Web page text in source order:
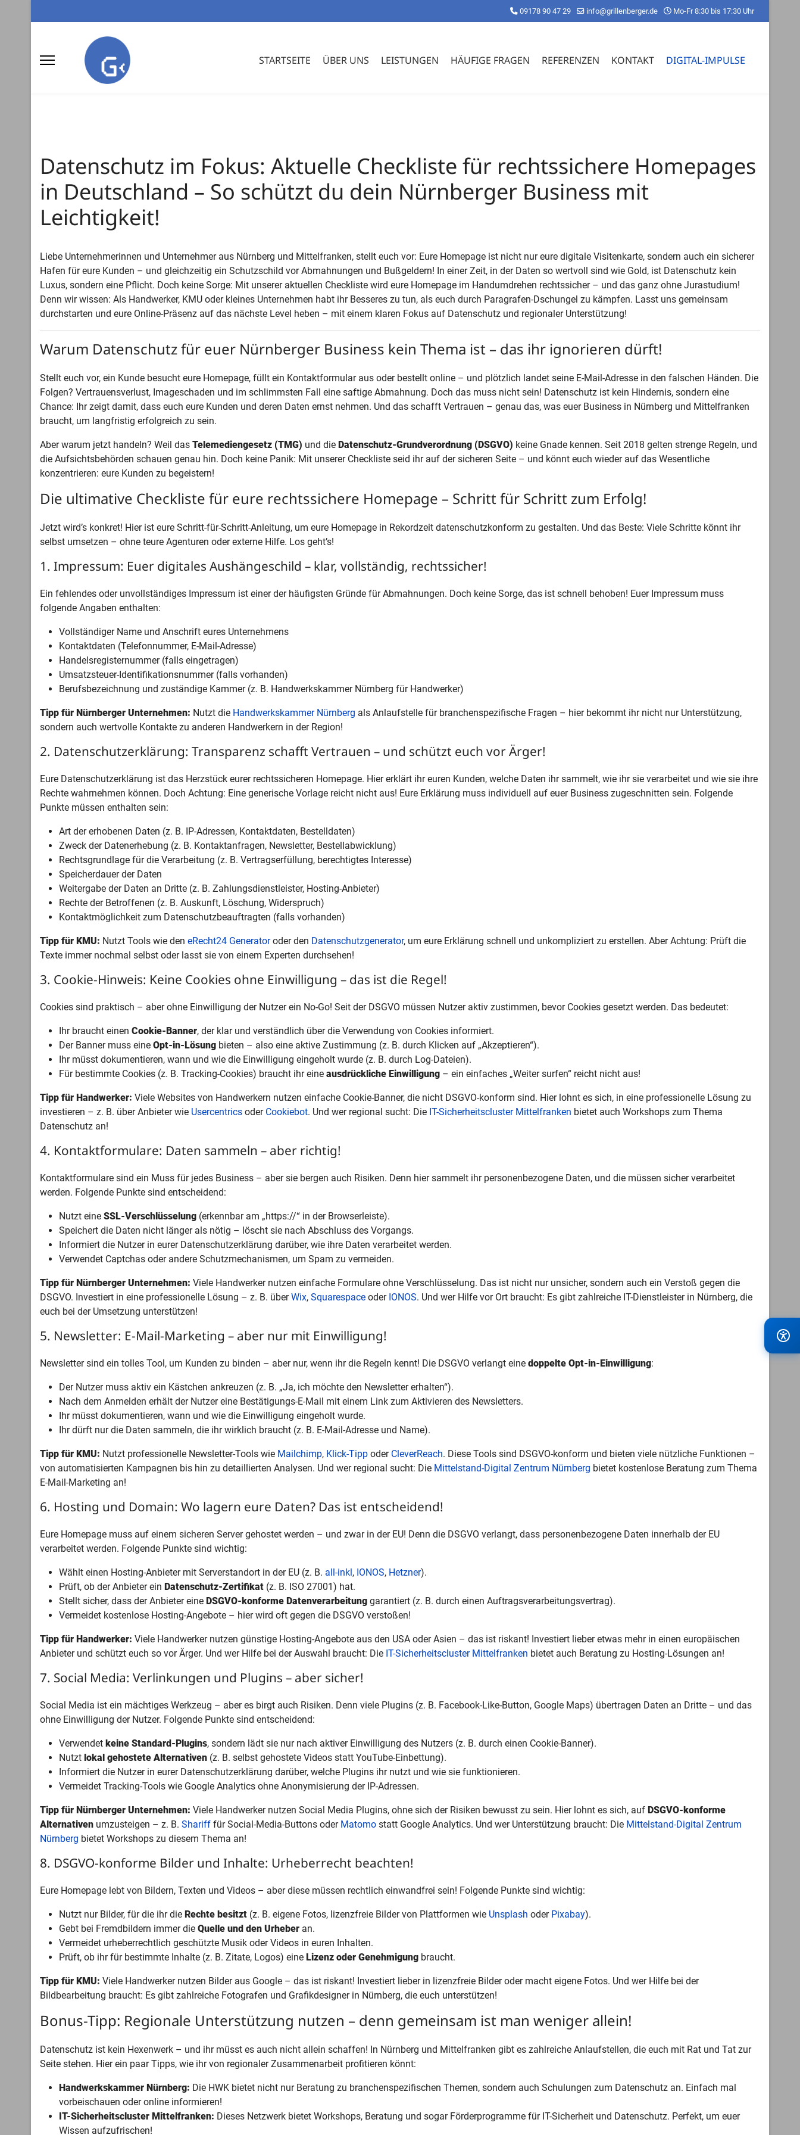
09178 90 47 29 info@grillenberger.de Mo-Fr 8:30 bis 17:30 Uhr
STARTSEITE ÜBER UNS LEISTUNGEN HÄUFIGE FRAGEN REFERENZEN KONTAKT DIGITAL-IMPULSE
Datenschutz im Fokus: Aktuelle Checkliste für rechtssichere Homepages
in Deutschland – So schützt du dein Nürnberger Business mit
Leichtigkeit!
Liebe Unternehmerinnen und Unternehmer aus Nürnberg und Mittelfranken, stellt euch vor: Eure Homepage ist nicht nur eure digitale Visitenkarte, sondern auch ein sicherer
Hafen für eure Kunden – und gleichzeitig ein Schutzschild vor Abmahnungen und Bußgeldern! In einer Zeit, in der Daten so wertvoll sind wie Gold, ist Datenschutz kein
Luxus, sondern eine Pflicht. Doch keine Sorge: Mit unserer aktuellen Checkliste wird eure Homepage im Handumdrehen rechtssicher – und das ganz ohne Jurastudium!
Denn wir wissen: Als Handwerker, KMU oder kleines Unternehmen habt ihr Besseres zu tun, als euch durch Paragrafen-Dschungel zu kämpfen. Lasst uns gemeinsam
durchstarten und eure Online-Präsenz auf das nächste Level heben – mit einem klaren Fokus auf Datenschutz und regionaler Unterstützung!
Warum Datenschutz für euer Nürnberger Business kein Thema ist – das ihr ignorieren dürft!
Stellt euch vor, ein Kunde besucht eure Homepage, füllt ein Kontaktformular aus oder bestellt online – und plötzlich landet seine E-Mail-Adresse in den falschen Händen. Die
Folgen? Vertrauensverlust, Imageschaden und im schlimmsten Fall eine saftige Abmahnung. Doch das muss nicht sein! Datenschutz ist kein Hindernis, sondern eine
Chance: Ihr zeigt damit, dass euch eure Kunden und deren Daten ernst nehmen. Und das schafft Vertrauen – genau das, was euer Business in Nürnberg und Mittelfranken
braucht, um langfristig erfolgreich zu sein.
Aber warum jetzt handeln? Weil das Telemediengesetz (TMG) und die Datenschutz-Grundverordnung (DSGVO) keine Gnade kennen. Seit 2018 gelten strenge Regeln, und
die Aufsichtsbehörden schauen genau hin. Doch keine Panik: Mit unserer Checkliste seid ihr auf der sicheren Seite – und könnt euch wieder auf das Wesentliche
konzentrieren: eure Kunden zu begeistern!
Die ultimative Checkliste für eure rechtssichere Homepage – Schritt für Schritt zum Erfolg!
Jetzt wird’s konkret! Hier ist eure Schritt-für-Schritt-Anleitung, um eure Homepage in Rekordzeit datenschutzkonform zu gestalten. Und das Beste: Viele Schritte könnt ihr
selbst umsetzen – ohne teure Agenturen oder externe Hilfe. Los geht’s!
1. Impressum: Euer digitales Aushängeschild – klar, vollständig, rechtssicher!
Ein fehlendes oder unvollständiges Impressum ist einer der häufigsten Gründe für Abmahnungen. Doch keine Sorge, das ist schnell behoben! Euer Impressum muss
folgende Angaben enthalten:
Vollständiger Name und Anschrift eures Unternehmens
Kontaktdaten (Telefonnummer, E-Mail-Adresse)
Handelsregisternummer (falls eingetragen)
Umsatzsteuer-Identifikationsnummer (falls vorhanden)
Berufsbezeichnung und zuständige Kammer (z. B. Handwerkskammer Nürnberg für Handwerker)
Tipp für Nürnberger Unternehmen: Nutzt die Handwerkskammer Nürnberg als Anlaufstelle für branchenspezifische Fragen – hier bekommt ihr nicht nur Unterstützung,
sondern auch wertvolle Kontakte zu anderen Handwerkern in der Region!
2. Datenschutzerklärung: Transparenz schafft Vertrauen – und schützt euch vor Ärger!
Eure Datenschutzerklärung ist das Herzstück eurer rechtssicheren Homepage. Hier erklärt ihr euren Kunden, welche Daten ihr sammelt, wie ihr sie verarbeitet und wie sie ihre
Rechte wahrnehmen können. Doch Achtung: Eine generische Vorlage reicht nicht aus! Eure Erklärung muss individuell auf euer Business zugeschnitten sein. Folgende
Punkte müssen enthalten sein:
Art der erhobenen Daten (z. B. IP-Adressen, Kontaktdaten, Bestelldaten)
Zweck der Datenerhebung (z. B. Kontaktanfragen, Newsletter, Bestellabwicklung)
Rechtsgrundlage für die Verarbeitung (z. B. Vertragserfüllung, berechtigtes Interesse)
Speicherdauer der Daten
Weitergabe der Daten an Dritte (z. B. Zahlungsdienstleister, Hosting-Anbieter)
Rechte der Betroffenen (z. B. Auskunft, Löschung, Widerspruch)
Kontaktmöglichkeit zum Datenschutzbeauftragten (falls vorhanden)
Tipp für KMU: Nutzt Tools wie den eRecht24 Generatoroder den Datenschutzgenerator, um eure Erklärung schnell und unkompliziert zu erstellen. Aber Achtung: Prüft die
Texte immer nochmal selbst oder lasst sie von einem Experten durchsehen!
3. Cookie-Hinweis: Keine Cookies ohne Einwilligung – das ist die Regel!
Cookies sind praktisch – aber ohne Einwilligung der Nutzer ein No-Go! Seit der DSGVO müssen Nutzer aktiv zustimmen, bevor Cookies gesetzt werden. Das bedeutet:
Ihr braucht einen Cookie-Banner, der klar und verständlich über die Verwendung von Cookies informiert.
Der Banner muss eine Opt-in-Lösung bieten – also eine aktive Zustimmung (z. B. durch Klicken auf „Akzeptieren“).
Ihr müsst dokumentieren, wann und wie die Einwilligung eingeholt wurde (z. B. durch Log-Dateien).
Für bestimmte Cookies (z. B. Tracking-Cookies) braucht ihr eine ausdrückliche Einwilligung – ein einfaches „Weiter surfen“ reicht nicht aus!
Tipp für Handwerker: Viele Websites von Handwerkern nutzen einfache Cookie-Banner, die nicht DSGVO-konform sind. Hier lohnt es sich, in eine professionelle Lösung zu
investieren – z. B. über Anbieter wie Usercentrics oder Cookiebot. Und wer regional sucht: Die IT-Sicherheitscluster Mittelfranken bietet auch Workshops zum Thema
Datenschutz an!
4. Kontaktformulare: Daten sammeln – aber richtig!
Kontaktformulare sind ein Muss für jedes Business – aber sie bergen auch Risiken. Denn hier sammelt ihr personenbezogene Daten, und die müssen sicher verarbeitet
werden. Folgende Punkte sind entscheidend:
Nutzt eine SSL-Verschlüsselung (erkennbar am „https://“ in der Browserleiste).
Speichert die Daten nicht länger als nötig – löscht sie nach Abschluss des Vorgangs.
Informiert die Nutzer in eurer Datenschutzerklärung darüber, wie ihre Daten verarbeitet werden.
Verwendet Captchas oder andere Schutzmechanismen, um Spam zu vermeiden.
Tipp für Nürnberger Unternehmen: Viele Handwerker nutzen einfache Formulare ohne Verschlüsselung. Das ist nicht nur unsicher, sondern auch ein Verstoß gegen die
DSGVO. Investiert in eine professionelle Lösung – z. B. überWix, Squarespace oder IONOS. Und wer Hilfe vor Ort braucht: Es gibt zahlreiche IT-Dienstleister in Nürnberg, die
euch bei der Umsetzung unterstützen!
5. Newsletter: E-Mail-Marketing – aber nur mit Einwilligung!
Newsletter sind ein tolles Tool, um Kunden zu binden – aber nur, wenn ihr die Regeln kennt! Die DSGVO verlangt eine doppelte Opt-in-Einwilligung:
Der Nutzer muss aktiv ein Kästchen ankreuzen (z. B. „Ja, ich möchte den Newsletter erhalten“).
Nach dem Anmelden erhält der Nutzer eine Bestätigungs-E-Mail mit einem Link zum Aktivieren des Newsletters.
Ihr müsst dokumentieren, wann und wie die Einwilligung eingeholt wurde.
Ihr dürft nur die Daten sammeln, die ihr wirklich braucht (z. B. E-Mail-Adresse und Name).
Tipp für KMU: Nutzt professionelle Newsletter-Tools wie Mailchimp, Klick-Tipp oder CleverReach. Diese Tools sind DSGVO-konform und bieten viele nützliche Funktionen –
von automatisierten Kampagnen bis hin zu detaillierten Analysen. Und wer regional sucht: Die Mittelstand-Digital Zentrum Nürnberg bietet kostenlose Beratung zum Thema
E-Mail-Marketing an!
6. Hosting und Domain: Wo lagern eure Daten? Das ist entscheidend!
Eure Homepage muss auf einem sicheren Server gehostet werden – und zwar in der EU! Denn die DSGVO verlangt, dass personenbezogene Daten innerhalb der EU
verarbeitet werden. Folgende Punkte sind wichtig:
Wählt einen Hosting-Anbieter mit Serverstandort in der EU (z. B. all-inkl, IONOS, Hetzner).
Prüft, ob der Anbieter ein Datenschutz-Zertifikat (z. B. ISO 27001) hat.
Stellt sicher, dass der Anbieter eine DSGVO-konforme Datenverarbeitung garantiert (z. B. durch einen Auftragsverarbeitungsvertrag).
Vermeidet kostenlose Hosting-Angebote – hier wird oft gegen die DSGVO verstoßen!
Tipp für Handwerker: Viele Handwerker nutzen günstige Hosting-Angebote aus den USA oder Asien – das ist riskant! Investiert lieber etwas mehr in einen europäischen
Anbieter und schützt euch so vor Ärger. Und wer Hilfe bei der Auswahl braucht: Die IT-Sicherheitscluster Mittelfranken bietet auch Beratung zu Hosting-Lösungen an!
7. Social Media: Verlinkungen und Plugins – aber sicher!
Social Media ist ein mächtiges Werkzeug – aber es birgt auch Risiken. Denn viele Plugins (z. B. Facebook-Like-Button, Google Maps) übertragen Daten an Dritte – und das
ohne Einwilligung der Nutzer. Folgende Punkte sind entscheidend:
Verwendet keine Standard-Plugins, sondern lädt sie nur nach aktiver Einwilligung des Nutzers (z. B. durch einen Cookie-Banner).
Nutzt lokal gehostete Alternativen (z. B. selbst gehostete Videos statt YouTube-Einbettung).
Informiert die Nutzer in eurer Datenschutzerklärung darüber, welche Plugins ihr nutzt und wie sie funktionieren.
Vermeidet Tracking-Tools wie Google Analytics ohne Anonymisierung der IP-Adressen.
Tipp für Nürnberger Unternehmen: Viele Handwerker nutzen Social Media Plugins, ohne sich der Risiken bewusst zu sein. Hier lohnt es sich, auf DSGVO-konforme
Alternativen umzusteigen – z. B. Shariff für Social-Media-Buttons oder Matomo statt Google Analytics. Und wer Unterstützung braucht: Die Mittelstand-Digital Zentrum
Nürnberg bietet Workshops zu diesem Thema an!
8. DSGVO-konforme Bilder und Inhalte: Urheberrecht beachten!
Eure Homepage lebt von Bildern, Texten und Videos – aber diese müssen rechtlich einwandfrei sein! Folgende Punkte sind wichtig:
Nutzt nur Bilder, für die ihr die Rechte besitzt (z. B. eigene Fotos, lizenzfreie Bilder von Plattformen wie Unsplash oder Pixabay).
Gebt bei Fremdbildern immer die Quelle und den Urheber an.
Vermeidet urheberrechtlich geschützte Musik oder Videos in euren Inhalten.
Prüft, ob ihr für bestimmte Inhalte (z. B. Zitate, Logos) eine Lizenz oder Genehmigung braucht.
Tipp für KMU: Viele Handwerker nutzen Bilder aus Google – das ist riskant! Investiert lieber in lizenzfreie Bilder oder macht eigene Fotos. Und wer Hilfe bei der
Bildbearbeitung braucht: Es gibt zahlreiche Fotografen und Grafikdesigner in Nürnberg, die euch unterstützen!
Bonus-Tipp: Regionale Unterstützung nutzen – denn gemeinsam ist man weniger allein!
Datenschutz ist kein Hexenwerk – und ihr müsst es auch nicht allein schaffen! In Nürnberg und Mittelfranken gibt es zahlreiche Anlaufstellen, die euch mit Rat und Tat zur
Seite stehen. Hier ein paar Tipps, wie ihr von regionaler Zusammenarbeit profitieren könnt:
Handwerkskammer Nürnberg: Die HWK bietet nicht nur Beratung zu branchenspezifischen Themen, sondern auch Schulungen zum Datenschutz an. Einfach mal
vorbeischauen oder online informieren!
IT-Sicherheitscluster Mittelfranken: Dieses Netzwerk bietet Workshops, Beratung und sogar Förderprogramme für IT-Sicherheit und Datenschutz. Perfekt, um euer
Wissen aufzufrischen!